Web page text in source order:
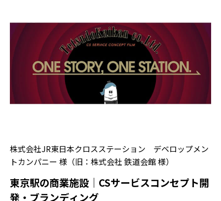
株式会社JR東日本クロスステーション デベロップメン
トカンパニー 様（旧：株式会社 鉄道会館 様）
東京駅の商業施設｜CSサービスコンセプト開
発・ブランディング